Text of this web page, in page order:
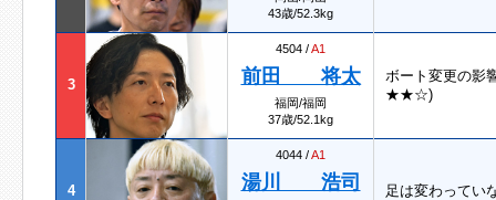
43歳/52.3kg
3
4504 /A1
前田 将太
福岡/福岡
37歳/52.1kg
ボート変更の影
★★☆)
4
4044 /A1
湯川 浩司 足は変わってい